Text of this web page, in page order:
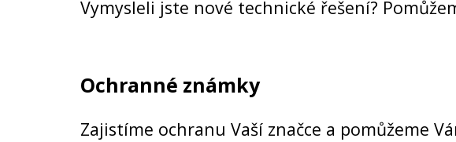
Vymysleli jste nové technické řešení?
Ochranné známky
Zajistíme ochranu Vaší značce a pomůžeme